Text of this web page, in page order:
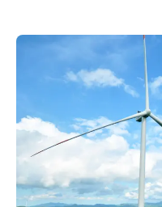
蓄電事業において、国
ンスの組成を実現しま
事業の黎明期で、資金
したが、当社から事業
仕組みをパートナー金
解決することでファイ
実績は、レノバの高い
力を示すものです。